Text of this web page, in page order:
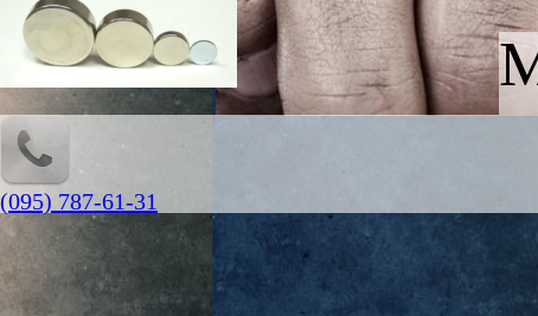
(095) 787-61-31